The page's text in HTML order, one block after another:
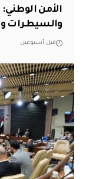
والسيطرات
قبل أسبوعين